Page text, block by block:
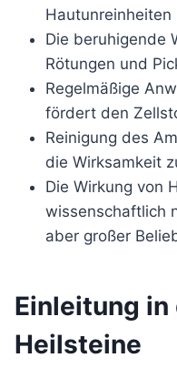
Hautunreinheiten
Die beruhigende
Rötungen und
Regelmäßige
fördert den
Reinigung des
die Wirksamkeit
Die Wirkung von
wissenschaftlich
aber großer
Einleitung
Heilsteine